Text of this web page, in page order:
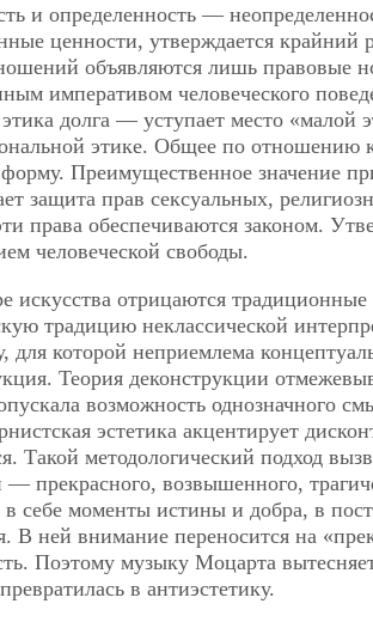
и определенность —
ценности, утверждается крайний
объявляются лишь правовые
императивом человеческого
долга — уступает место «малой
этике. Общее по отношению
Преимущественное значение
защита прав сексуальных,
права обеспечиваются законом.
человеческой свободы.
искусства отрицаются
традицию неклассической
для которой неприемлема
Теория деконструкции
возможность однозначного
эстетика акцентирует
Такой методологический подход
— прекрасного, возвышенного,
себе моменты истины и добра, в
В ней внимание переносится на
Поэтому музыку Моцарта
в антиэстетику.